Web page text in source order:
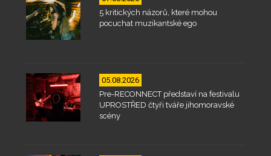
5 kritických názorů, které mohou
pocuchat muzikantské ego
05.08.2026
Pre-RECONNECT představí na festivalu
UPROSTŘED čtyři tváře jihomoravské
scény